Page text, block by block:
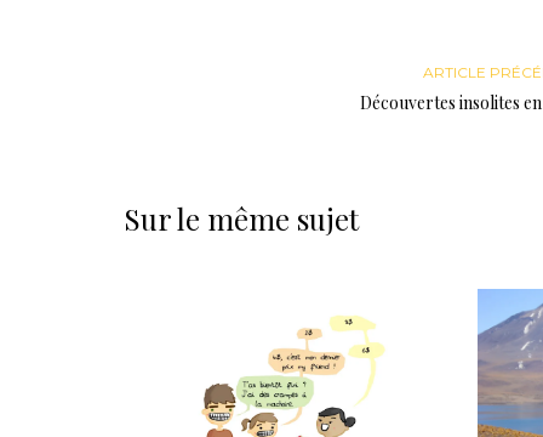
ARTICLE
Découvertes insolites
Sur le même sujet